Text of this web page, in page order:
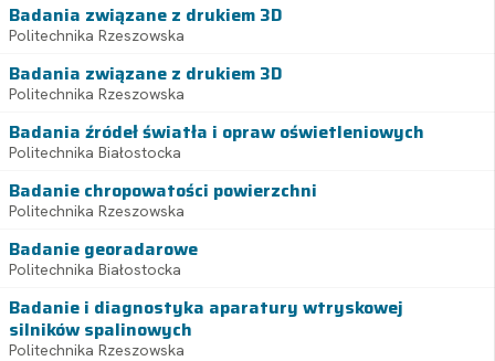
Badania związane z drukiem 3D
Politechnika Rzeszowska
Badania związane z drukiem 3D
Politechnika Rzeszowska
Badania źródeł światła i opraw oświetleniowych
Politechnika Białostocka
Badanie chropowatości powierzchni
Politechnika Rzeszowska
Badanie georadarowe
Politechnika Białostocka
Badanie i diagnostyka aparatury wtryskowej
silników spalinowych
Politechnika Rzeszowska